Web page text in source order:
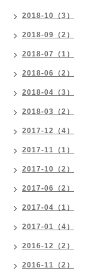
2018-10（3）
2018-09（2）
2018-07（1）
2018-06（2）
2018-04（3）
2018-03（2）
2017-12（4）
2017-11（1）
2017-10（2）
2017-06（2）
2017-04（1）
2017-01（4）
2016-12（2）
2016-11（2）